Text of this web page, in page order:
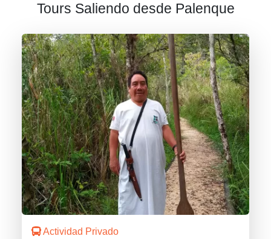
Tours Saliendo desde Palenque
Actividad Privado